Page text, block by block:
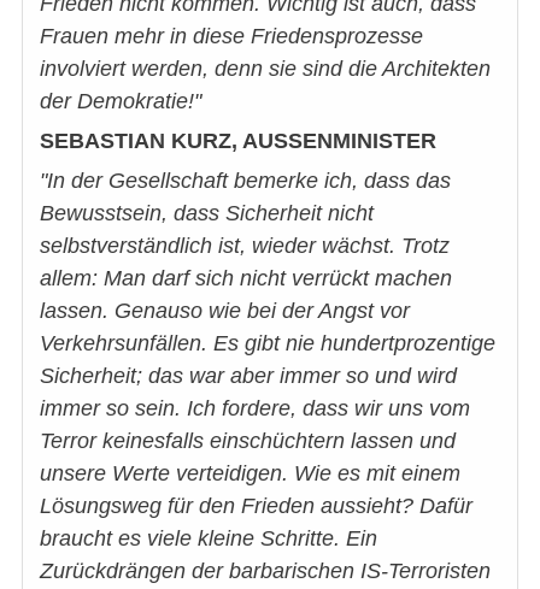
Frauen mehr in diese Friedensprozesse
involviert werden, denn sie sind die Architekten
der Demokratie!"
SEBASTIAN KURZ, AUSSENMINISTER
"In der Gesellschaft bemerke ich, dass das
Bewusstsein, dass Sicherheit nicht
selbstverständlich ist, wieder wächst. Trotz
allem: Man darf sich nicht verrückt machen
lassen. Genauso wie bei der Angst vor
Verkehrsunfällen. Es gibt nie hundertprozentige
Sicherheit; das war aber immer so und wird
immer so sein. Ich fordere, dass wir uns vom
Terror keinesfalls einschüchtern lassen und
unsere Werte verteidigen. Wie es mit einem
Lösungsweg für den Frieden aussieht? Dafür
braucht es viele kleine Schritte. Ein
Zurückdrängen der barbarischen IS-Terroristen